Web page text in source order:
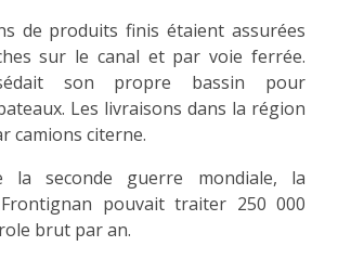
de produits finis étaient assurées
sur le canal et par voie ferrée.
son propre bassin pour
Les livraisons dans la région
camions citerne.
la seconde guerre mondiale, la
pouvait traiter 250 000
brut par an.